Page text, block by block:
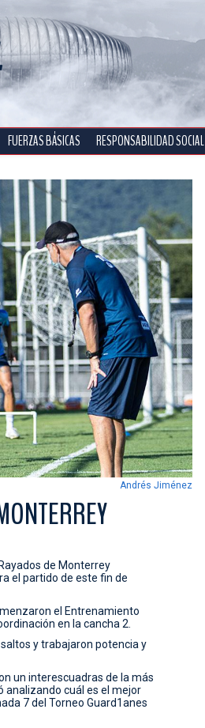
FUERZAS BÁSICAS RESPONSABILIDAD SOCIAL
Andrés Jiménez
de Monterrey
el partido de este fin de
el Entrenamiento
en la cancha 2.
y trabajaron potencia y
un interescuadras de la más
analizando cuál es el mejor
7 del Torneo Guard1anes